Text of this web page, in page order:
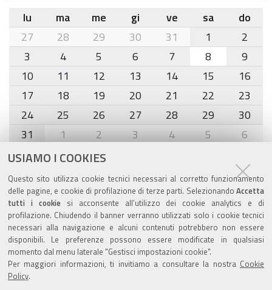
USIAMO I COOKIES
Questo sito utilizza cookie tecnici necessari al corretto funzionamento
delle pagine, e cookie di profilazione di terze parti. Selezionando Accetta
tutti i cookiesi acconsente all’utilizzo dei cookie analytics e di
profilazione. Chiudendo il banner verranno utilizzati solo i cookie tecnici
necessari alla navigazione e alcuni contenuti potrebbero non essere
disponibili. Le preferenze possono essere modificate in qualsiasi
momento dal menu laterale "Gestisci impostazioni cookie".
Per maggiori informazioni, ti invitiamo a consultare la nostra Cookie
Policy.
month-
8
lu ma me gi ve sa
do
27
28 29 30 31 1
2
3
4 5 6 7 8
9
10
11 12 13 14 15
16
17
18 19 20 21 22
23
24
25 26 27 28 29
30
31
1 2 3 4 5 6
Agenda eventi
torna alla sezione
Valuta questo sito